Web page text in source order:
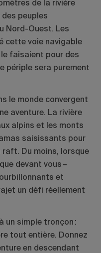
de la rivière
des peuples
Nord-Ouest. Les
cette voie navigable
le faisaient pour des
périple sera purement
le monde convergent
aventure. La rivière
alpins et les monts
saisissants pour
raft. Du moins, lorsque
devant vous –
et
un défi réellement
un simple tronçon :
tout entière. Donnez
en descendant